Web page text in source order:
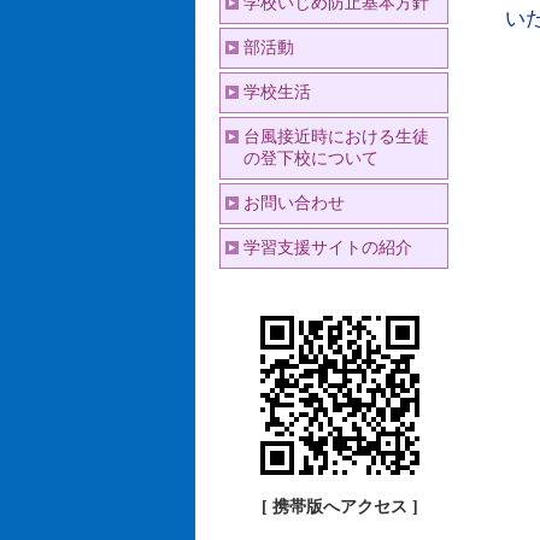
い
部活動
学校生活
台風接近時における生徒
の登下校について
お問い合わせ
学習支援サイトの紹介
[ 携帯版へアクセス ]